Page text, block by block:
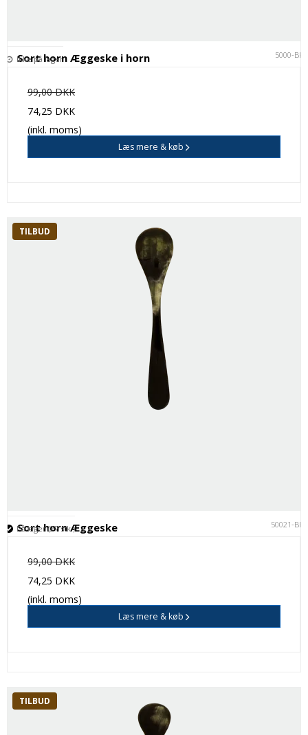
Sort horn Æggeske i horn 5000-BK
Ikke på lager
99,00 DKK
74,25 DKK
(inkl. moms)
Læs mere & køb
TILBUD
Sort horn Æggeske 50021-BK
På lager (27 stk.)
99,00 DKK
74,25 DKK
(inkl. moms)
Læs mere & køb
TILBUD